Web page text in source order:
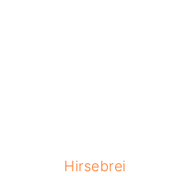
Hirsebrei